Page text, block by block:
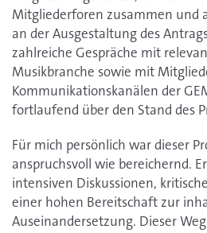
Mitgliederforen zusammen und
an der Ausgestaltung des
zahlreiche Gespräche mit
Musikbranche sowie mit
Kommunikationskanälen der
fortlaufend über den Stand des
Für mich persönlich war dieser
anspruchsvoll wie bereichernd.
intensiven Diskussionen,
einer hohen Bereitschaft zur
Auseinandersetzung. Dieser